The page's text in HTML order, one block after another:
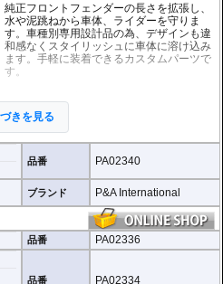
純正フロントフェンダーの長さを拡張し、
水や泥跳ねから車体、ライダーを守りま
す。車種別専用設計品の為、デザインも違
和感なくスタイリッシュに車体に溶け込み
ます。手軽に装着できるカスタムパーツで
す。
に行えます。通常使用での脱落は心配あり
ませんが、取付作業の不備(洗浄、脱脂不十
分)等においてはこの限りではありません。
いるパッケージについてはこれらの使用
ない場合の脱落による保証は致しかねま
し、水や泥跳ねから車体、ライダーを強
フェンダーのデザインは多少異なりま
きを見る
品番 PA02340
ブランド P&A International
品番 PA02336
品番 PA02334